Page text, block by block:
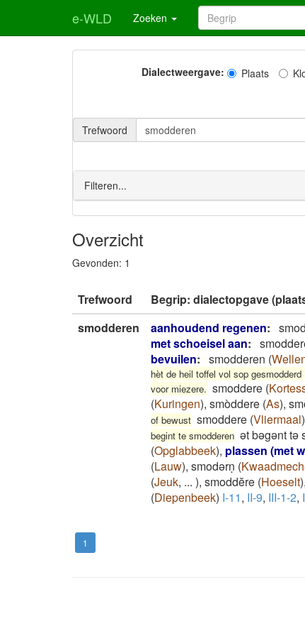
e-WLD Zoeken
Dialectweergave: Plaats
Trefwoord
Filteren...
Overzicht
Gevonden: 1
Trefwoord Begrip: dialectopgave
smodderen
aanhoudend regenen:
met schoeisel aan:
bevuilen: smodderen (
hèt de heil toffel vol sop
voor miezere. smoddere (
(Kuringen), smòddere (As),
of bewust smoddere (Vliermaal)
begint te smodderen ət bəgənt tə
(Opglabbeek), plassen (met
(Lauw), smodərṇ (
(Jeuk, ... ), smoddĕre (Hoeselt),
(Diepenbeek) I-11, II-9, III-1-2,
1